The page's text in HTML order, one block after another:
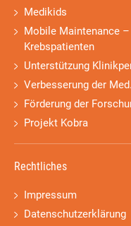
Medikids
Mobile Maintenance
Krebspatienten
Unterstützung
Verbesserung der
Förderung der
Projekt Kobra
Rechtliches
Impressum
Datenschutzerklärung